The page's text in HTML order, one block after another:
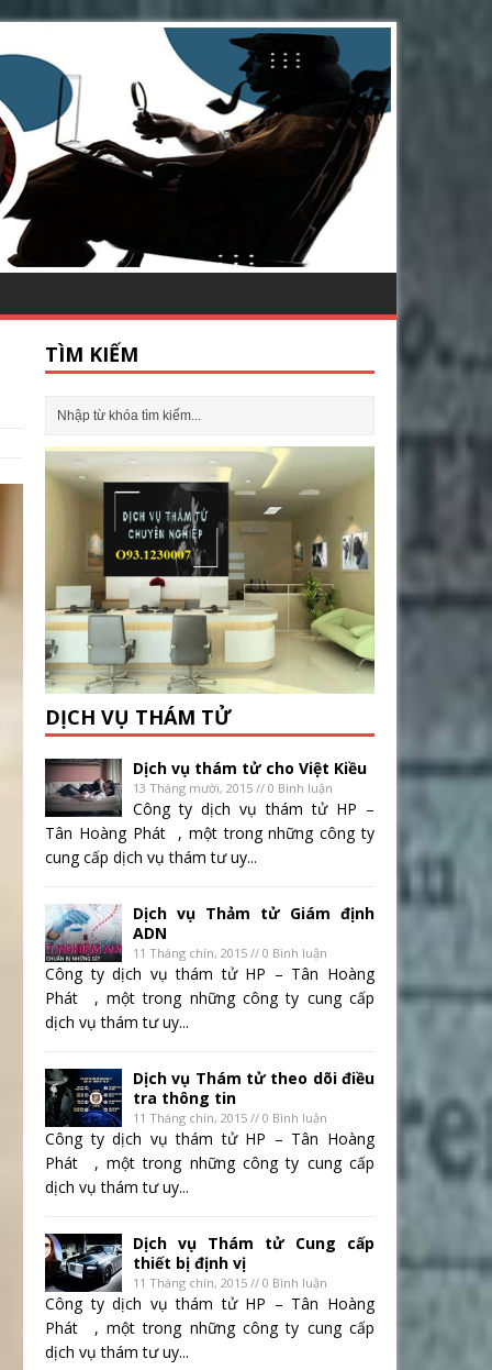
TÌM KIẾM
DỊCH VỤ THÁM TỬ
Dịch vụ thám tử cho Việt Kiều
13 Tháng mười, 2015 // 0 Bình luận
Công ty dịch vụ thám tử HP –
Tân Hoàng Phát , một trong những công ty
cung cấp dịch vụ thám tư uy...
Dịch vụ Thảm tử Giám định
ADN
11 Tháng chín, 2015 // 0 Bình luận
Công ty dịch vụ thám tử HP – Tân Hoàng
Phát , một trong những công ty cung cấp
dịch vụ thám tư uy...
Dịch vụ Thám tử theo dõi điều
tra thông tin
11 Tháng chín, 2015 // 0 Bình luận
Công ty dịch vụ thám tử HP – Tân Hoàng
Phát , một trong những công ty cung cấp
dịch vụ thám tư uy...
Dịch vụ Thám tử Cung cấp
thiết bị định vị
11 Tháng chín, 2015 // 0 Bình luận
Công ty dịch vụ thám tử HP – Tân Hoàng
Phát , một trong những công ty cung cấp
dịch vụ thám tư uy...